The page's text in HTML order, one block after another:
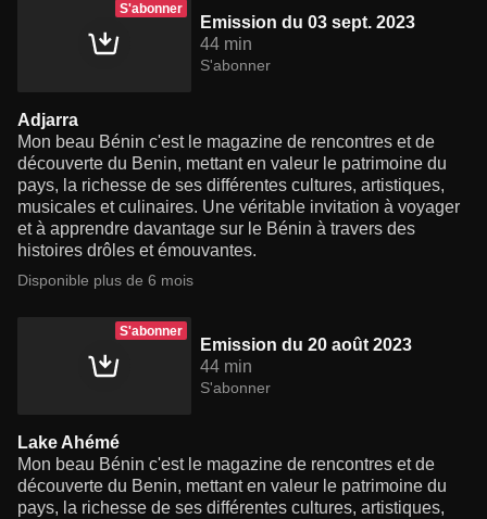
S'abonner
Emission du 03 sept. 2023
44 min
S'abonner
Adjarra
Mon beau Bénin c'est le magazine de rencontres et de
découverte du Benin, mettant en valeur le patrimoine du
pays, la richesse de ses différentes cultures, artistiques,
musicales et culinaires. Une véritable invitation à voyager
et à apprendre davantage sur le Bénin à travers des
histoires drôles et émouvantes.
Disponible plus de 6 mois
S'abonner
Emission du 20 août 2023
44 min
S'abonner
Lake Ahémé
Mon beau Bénin c'est le magazine de rencontres et de
découverte du Benin, mettant en valeur le patrimoine du
pays, la richesse de ses différentes cultures, artistiques,